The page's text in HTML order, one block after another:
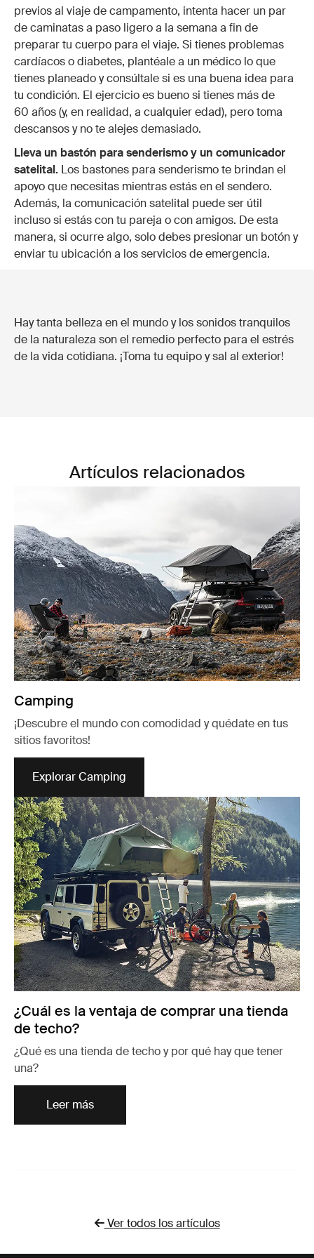
previos al viaje de campamento, intenta hacer un par
de caminatas a paso ligero a la semana a fin de
preparar tu cuerpo para el viaje. Si tienes problemas
cardíacos o diabetes, plantéale a un médico lo que
tienes planeado y consúltale si es una buena idea para
tu condición. El ejercicio es bueno si tienes más de
60 años (y, en realidad, a cualquier edad), pero toma
descansos y no te alejes demasiado.
Lleva un bastón para senderismo y un comunicador
satelital. Los bastones para senderismo te brindan el
apoyo que necesitas mientras estás en el sendero.
Además, la comunicación satelital puede ser útil
incluso si estás con tu pareja o con amigos. De esta
manera, si ocurre algo, solo debes presionar un botón y
enviar tu ubicación a los servicios de emergencia.
Hay tanta belleza en el mundo y los sonidos tranquilos
de la naturaleza son el remedio perfecto para el estrés
de la vida cotidiana. ¡Toma tu equipo y sal al exterior!
Artículos relacionados
Camping
¡Descubre el mundo con comodidad y quédate en tus
sitios favoritos!
Explorar CampingSe abre en una nueva pestaña
¿Cuál es la ventaja de comprar una tienda
de techo?
¿Qué es una tienda de techo y por qué hay que tener
una?
Leer más
Ver todos los artículos